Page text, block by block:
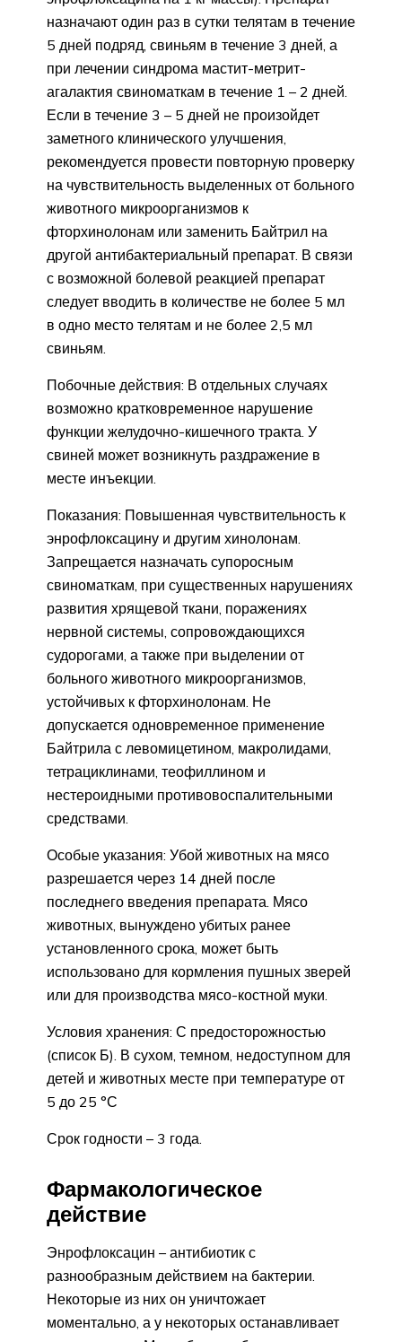
назначают один раз в сутки телятам в течение
5 дней подряд, свиньям в течение 3 дней, а
при лечении синдрома мастит-метрит-
агалактия свиноматкам в течение 1 – 2 дней.
Если в течение 3 – 5 дней не произойдет
заметного клинического улучшения,
рекомендуется провести повторную проверку
на чувствительность выделенных от больного
животного микроорганизмов к
фторхинолонам или заменить Байтрил на
другой антибактериальный препарат. В связи
с возможной болевой реакцией препарат
следует вводить в количестве не более 5 мл
в одно место телятам и не более 2,5 мл
свиньям.
Побочные действия: В отдельных случаях
возможно кратковременное нарушение
функции желудочно-кишечного тракта. У
свиней может возникнуть раздражение в
месте инъекции.
Показания: Повышенная чувствительность к
энрофлоксацину и другим хинолонам.
Запрещается назначать супоросным
свиноматкам, при существенных нарушениях
развития хрящевой ткани, поражениях
нервной системы, сопровождающихся
судорогами, а также при выделении от
больного животного микроорганизмов,
устойчивых к фторхинолонам. Не
допускается одновременное применение
Байтрила с левомицетином, макролидами,
тетрациклинами, теофиллином и
нестероидными противовоспалительными
средствами.
Особые указания: Убой животных на мясо
разрешается через 14 дней после
последнего введения препарата. Мясо
животных, вынуждено убитых ранее
установленного срока, может быть
использовано для кормления пушных зверей
или для производства мясо-костной муки.
Условия хранения: С предосторожностью
(список Б). В сухом, темном, недоступном для
детей и животных месте при температуре от
5 до 25 °С
Срок годности – 3 года.
Фармакологическое
действие
Энрофлоксацин – антибиотик с
разнообразным действием на бактерии.
Некоторые из них он уничтожает
моментально, а у некоторых останавливает